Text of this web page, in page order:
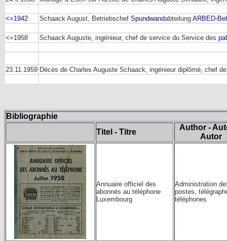
<=1942 Schaack August, Betriebschef Spundwandabteilung ARBED-
<=1958 Schaack Auguste, ingénieur, chef de service du Service des
23.11.1959 Décès de Charles Auguste Schaack, ingénieur diplômé, chef
Bibliographie
Titel - Titre
Author -
Autor
Annuaire officiel des
abonnés au téléphone
Luxembourg
Administration
postes,
téléphones